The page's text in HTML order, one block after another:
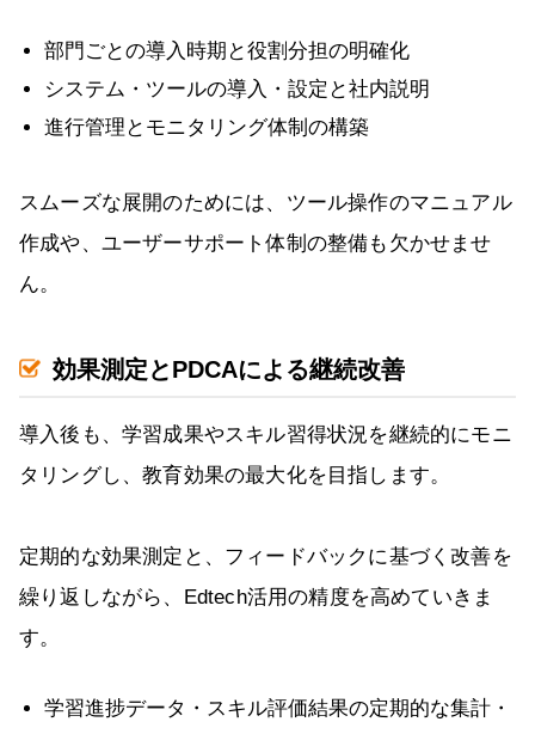
部門ごとの導入時期と役割分担の明確化
システム・ツールの導入・設定と社内説明
進行管理とモニタリング体制の構築
スムーズな展開のためには、ツール操作のマニュアル
作成や、ユーザーサポート体制の整備も欠かせませ
ん。
効果測定とPDCAによる継続改善
導入後も、学習成果やスキル習得状況を継続的にモニ
タリングし、教育効果の最大化を目指します。
定期的な効果測定と、フィードバックに基づく改善を
繰り返しながら、Edtech活用の精度を高めていきま
す。
学習進捗データ・スキル評価結果の定期的な集計・